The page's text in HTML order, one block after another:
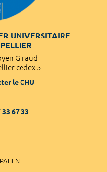
UNIVERSITAIRE
Giraud
cedex 5
le CHU
33 67 33